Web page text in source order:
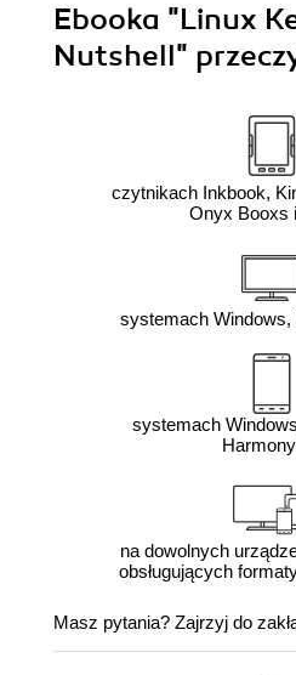
Ebooka "Linux
Nutshell"
czytnikach Inkbook,
Onyx Booxs
systemach
systemach
na dowolnych
obsługujących
Masz pytania? Zajrzyj do